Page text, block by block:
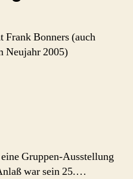
Bonners (auch
Neujahr 2005)
Gruppen-Ausstellung
war sein 25.…